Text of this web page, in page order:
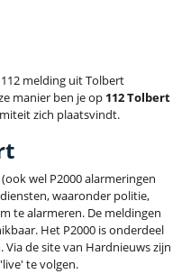
melding uit Tolbert
manier ben je op 112 Tolbert
zich plaatsvindt.
(ook wel P2000 alarmeringen
waaronder politie,
te alarmeren. De meldingen
Het P2000 is onderdeel
de site van Hardnieuws zijn
te volgen.